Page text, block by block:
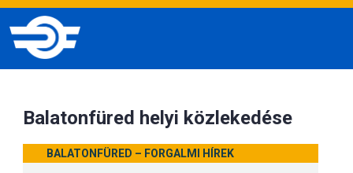
Balatonfüred helyi közlekedése
BALATONFÜRED – FORGALMI HÍREK